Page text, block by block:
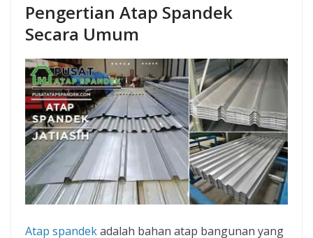
Pengertian Atap Spandek
Secara Umum
Atap spandekadalah bahan atap bangunan yang